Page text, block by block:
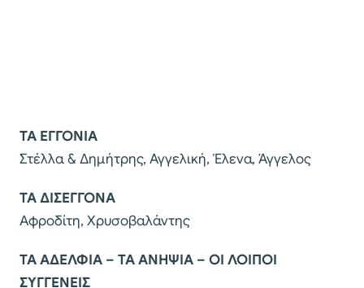
ΤΑ ΕΓΓΟΝΙΑ
Στέλλα & Δημήτρης, Αγγελική, Έλενα, Άγγελος
ΤΑ ΔΙΣΕΓΓΟΝΑ
Αφροδίτη, Χρυσοβαλάντης
ΤΑ ΑΔΕΛΦΙΑ – ΤΑ ΑΝΗΨΙΑ – ΟΙ ΛΟΙΠΟΙ
ΣΥΓΓΕΝΕΙΣ